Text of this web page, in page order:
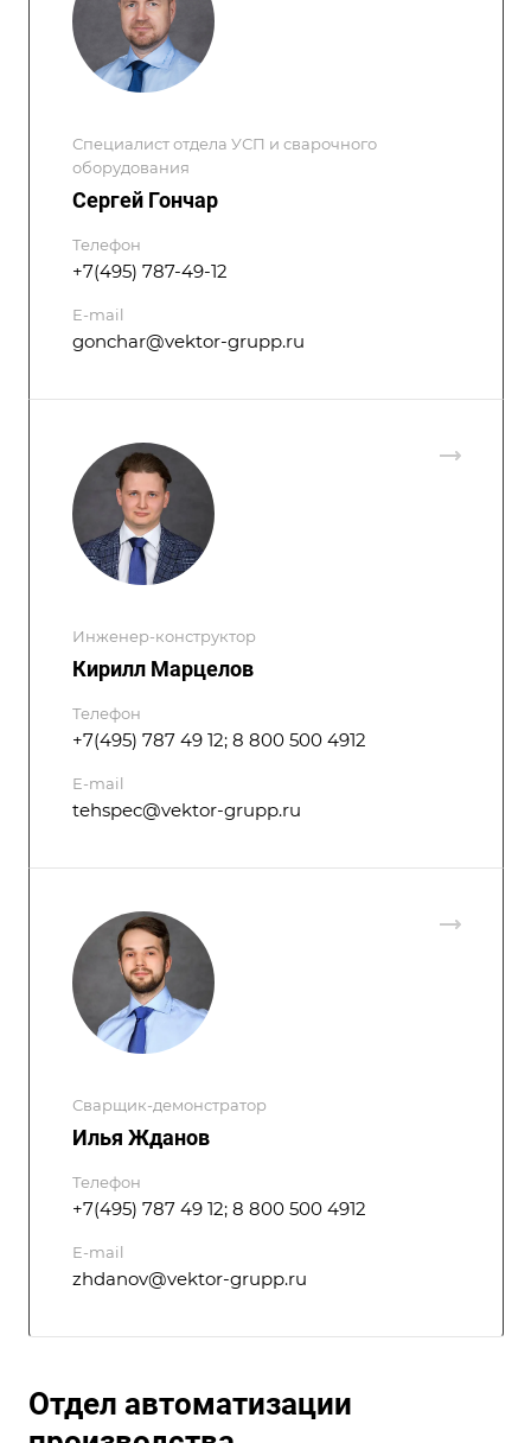
Специалист отдела УСП и сварочного
оборудования
Сергей Гончар
Телефон
+7(495) 787-49-12
E-mail
gonchar@vektor-grupp.ru
Инженер-конструктор
Кирилл Марцелов
Телефон
+7(495) 787 49 12; 8 800 500 4912
E-mail
tehspec@vektor-grupp.ru
Сварщик-демонстратор
Илья Жданов
Телефон
+7(495) 787 49 12; 8 800 500 4912
E-mail
zhdanov@vektor-grupp.ru
Отдел автоматизации